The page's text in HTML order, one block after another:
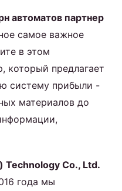
автоматов партнер
самое важное
в этом
который предлагает
систему прибыли -
материалов до
Technology Co., Ltd.
года мы